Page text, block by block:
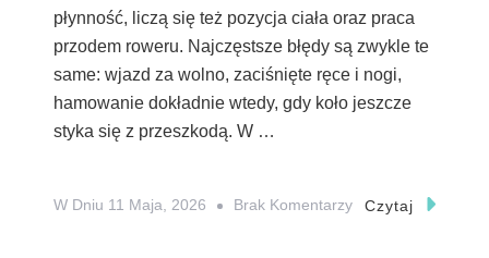
płynność, liczą się też pozycja ciała oraz praca
przodem roweru. Najczęstsze błędy są zwykle te
same: wjazd za wolno, zaciśnięte ręce i nogi,
hamowanie dokładnie wtedy, gdy koło jeszcze
styka się z przeszkodą. W …
W Dniu 11 Maja, 2026 Brak KomentarzyDoCzytaj